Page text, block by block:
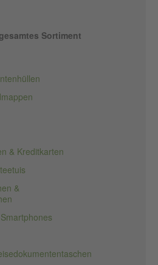
Sortiment
& Kreditkarten
&